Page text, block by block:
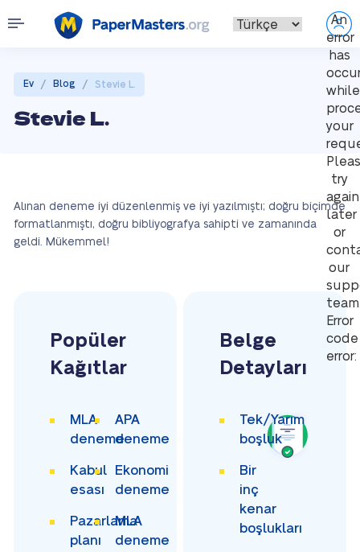
An
error
has
while
your
try
again
later
or
our
Error
code
error:
Ev / Blog / Stevie L.
Stevie L.
Alınan deneme iyi düzenlenmiş ve iyi yazılmıştı; doğru biçimde
formatlanmıştı, doğru bibliyografya sahipti ve zamanında
geldi. Mükemmel!
Popüler
Kağıtlar
MLA
deneme
APA
deneme
Kabul
esası
Ekonomi
deneme
Pazarlama
planı
MLA
deneme
Belge
Detayları
Tek/Yarım
boşluk
Bir
inç
kenar
boşlukları